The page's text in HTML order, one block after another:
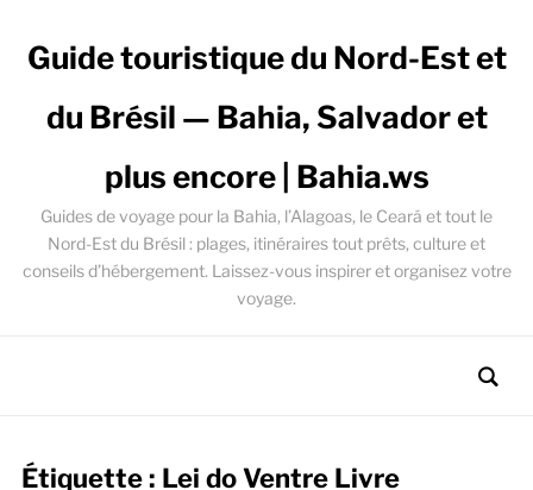
Guide touristique du Nord-Est et
du Brésil — Bahia, Salvador et
plus encore | Bahia.ws
Guides de voyage pour la Bahia, l’Alagoas, le Ceará et tout le
Nord-Est du Brésil : plages, itinéraires tout prêts, culture et
conseils d’hébergement. Laissez-vous inspirer et organisez votre
voyage.
Étiquette : Lei do Ventre Livre